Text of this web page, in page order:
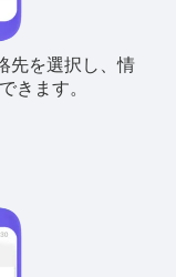
先を選択し、情
きます。